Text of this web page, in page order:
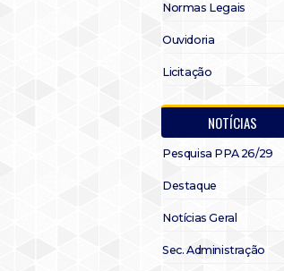
Normas Legais
Ouvidoria
Licitação
NOTÍCIAS
Pesquisa PPA 26/29
Destaque
Notícias Geral
Sec. Administração